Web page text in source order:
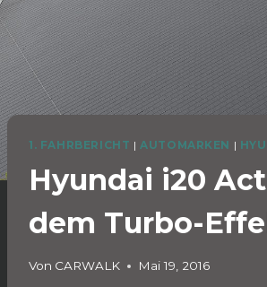
1. FAHRBERICHT | AUTOMARKEN |
Hyundai i20
dem Turbo-
Von CARWALK Mai 19, 2016